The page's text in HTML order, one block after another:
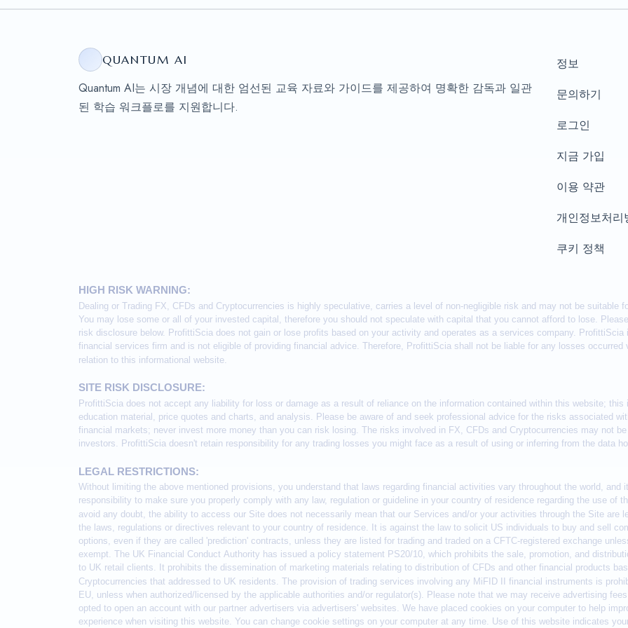
QUANTUM AI
Quantum AI는 시장 개념에 대한 엄선된 교육 자료와 가이드를 제공하여 명확한 감독과 일관
된 학습 워크플로를 지원합니다.
정보
문의하기
로그인
지금 가입
이용 약관
개인정보처리
쿠키 정책